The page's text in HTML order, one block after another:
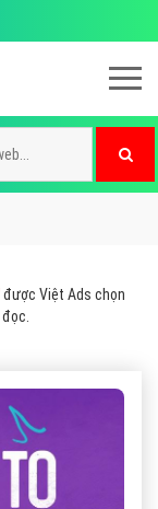
được Việt Ads chọn